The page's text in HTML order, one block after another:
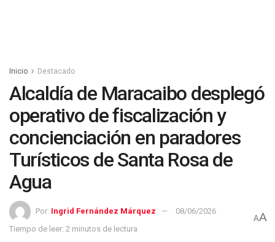
Inicio Destacado
Alcaldía de Maracaibo desplegó
operativo de fiscalización y
concienciación en paradores
Turísticos de Santa Rosa de
Agua
Por: Ingrid Fernández Márquez
08/06/2026
Tiempo de leer: 2 minutos de lectura
AA